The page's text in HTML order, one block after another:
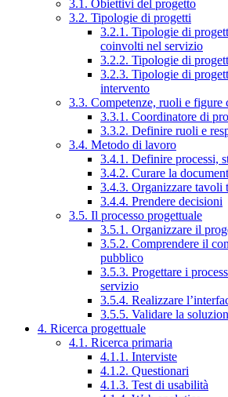
3.1. Obiettivi del progetto
3.2. Tipologie di progetti
3.2.1. Tipologie di
coinvolti nel servizio
3.2.2. Tipologie di
3.2.3. Tipologie di
intervento
3.3. Competenze, ruoli e figure
3.3.1. Coordinatore di
3.3.2. Definire ruoli e
3.4. Metodo di lavoro
3.4.1. Definire processi,
3.4.2. Curare la
3.4.3. Organizzare tavoli
3.4.4. Prendere decisioni
3.5. Il processo progettuale
3.5.1. Organizzare il
3.5.2. Comprendere il
pubblico
3.5.3. Progettare i
servizio
3.5.4. Realizzare
3.5.5. Validare la
4. Ricerca progettuale
4.1. Ricerca primaria
4.1.1. Interviste
4.1.2. Questionari
4.1.3. Test di usabilità